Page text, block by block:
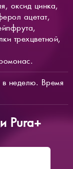
оксид цинка,
ацетат,
трехцветной,
в неделю. Время
Pura+